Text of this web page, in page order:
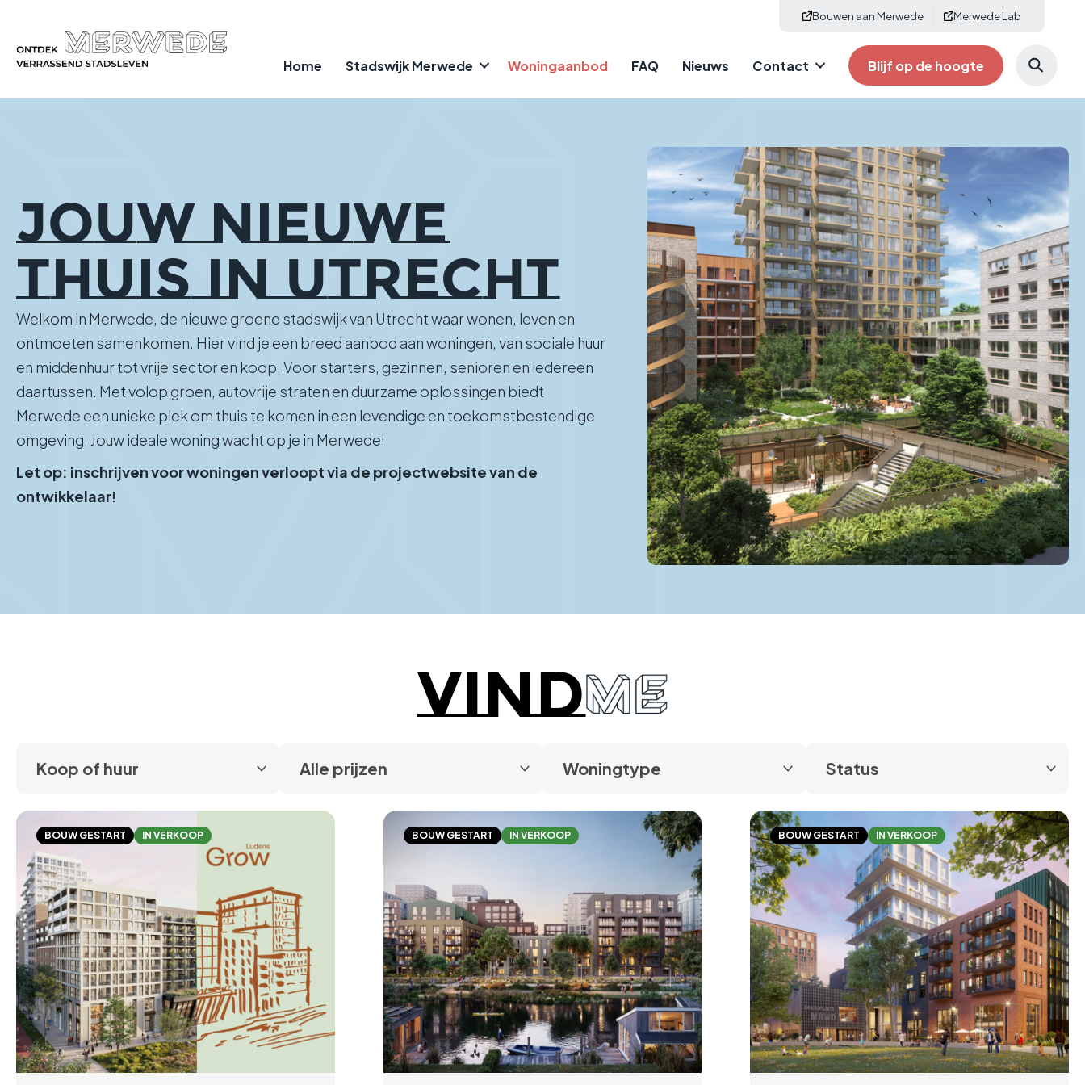
Bouwen aan Merwede Merwede Lab
Home Stadswijk Merwede Woningaanbod FAQ Nieuws Contact Blijf op de hoogte
JOUW NIEUWE
THUIS IN UTRECHT
Welkom in Merwede, de nieuwe groene stadswijk van Utrecht waar wonen, leven en
ontmoeten samenkomen. Hier vind je een breed aanbod aan woningen, van sociale huur
en middenhuur tot vrije sector en koop. Voor starters, gezinnen, senioren en iedereen
daartussen. Met volop groen, autovrije straten en duurzame oplossingen biedt
Merwede een unieke plek om thuis te komen in een levendige en toekomstbestendige
omgeving. Jouw ideale woning wacht op je in Merwede!
Let op: inschrijven voor woningen verloopt via de projectwebsite van de
ontwikkelaar!
vind
BOUW GESTART IN VERKOOP BOUW GESTART IN VERKOOP BOUW GESTART IN VERKOOP